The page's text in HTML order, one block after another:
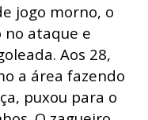
jogo morno, o
no ataque e
Aos 28,
a área fazendo
puxou para o